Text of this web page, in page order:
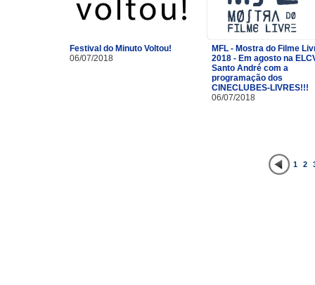
Festival do Minuto Voltou!
06/07/2018
MFL - Mostra do Filme
2018 - Em agosto na
Santo André com a
programação dos
CINECLUBES-LIVRES!!!
06/07/2018
1 2